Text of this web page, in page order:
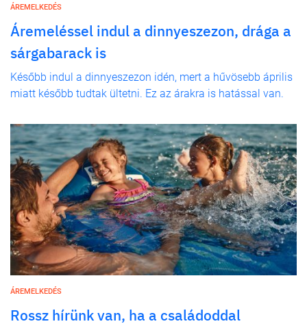
ÁREMELKEDÉS
Áremeléssel indul a dinnyeszezon, drága a
sárgabarack is
Később indul a dinnyeszezon idén, mert a hűvösebb április
miatt később tudtak ültetni. Ez az árakra is hatással van.
ÁREMELKEDÉS
Rossz hírünk van, ha a családoddal